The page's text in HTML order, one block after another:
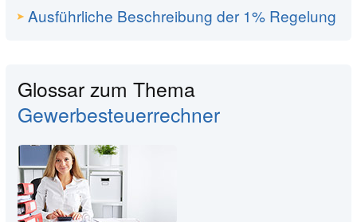
Ausführliche Beschreibung der 1% Regelung
Glossar zum Thema
Gewerbesteuerrechner